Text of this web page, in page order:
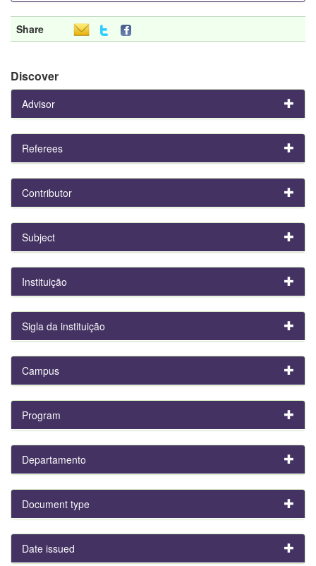
Share
Discover
Advisor
Referees
Contributor
Subject
Instituição
Sigla da instituição
Campus
Program
Departamento
Document type
Date issued